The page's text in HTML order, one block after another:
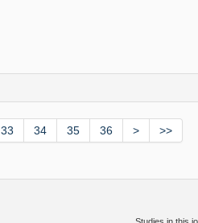
33 34 35 36 > >>